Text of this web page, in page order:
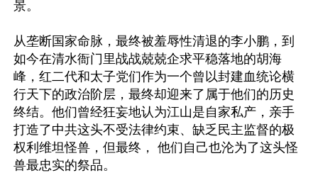
景。
从垄断国家命脉，最终被羞辱性清退的李小鹏，到
如今在清水衙门里战战兢兢企求平稳落地的胡海
峰，红二代和太子党们作为一个曾以封建血统论横
行天下的政治阶层，最终却迎来了属于他们的历史
终结。他们曾经狂妄地认为江山是自家私产，亲手
打造了中共这头不受法律约束、缺乏民主监督的极
权利维坦怪兽，但最终， 他们自己也沦为了这头怪
兽最忠实的祭品。